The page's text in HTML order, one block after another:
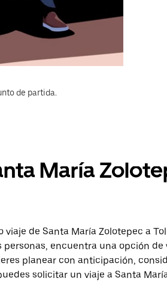
de partida.
María
de Santa María Zolotepec a
encuentra una opción de
planear con anticipación,
solicitar un viaje a Santa